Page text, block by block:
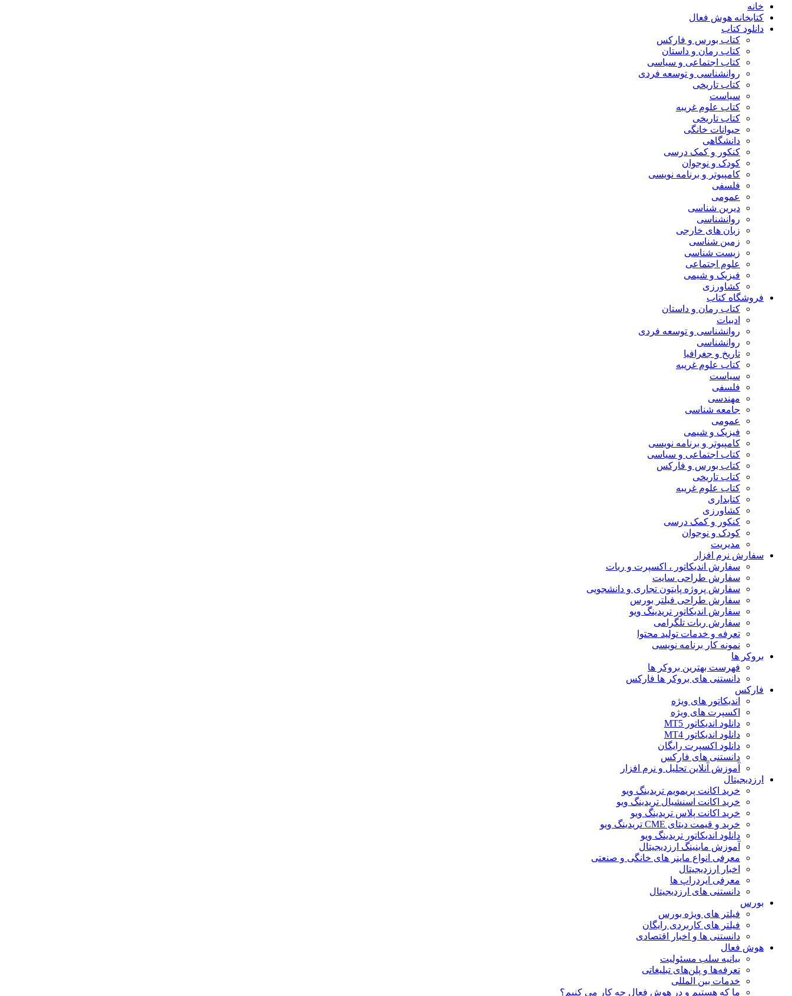
خانه
کتابخانه هوش فعال
دانلود کتاب
کتاب بورس و فارکس
کتاب رمان و داستان
کتاب اجتماعی و سیاسی
روانشناسی و توسعه فردی
کتاب تاریخی
سیاست
کتاب علوم غریبه
کتاب تاریخی
حیوانات خانگی
دانشگاهی
کنکور و کمک‌ درسی
کودک و نوجوان
کامپیوتر و برنامه نویسی
فلسفی
عمومی
دیرین شناسی
روانشناسی
زبان های خارجی
زمین شناسی
زیست شناسی
علوم اجتماعی
فیزیک و شیمی
کشاورزی
فروشگاه کتاب
کتاب رمان و داستان
ادبیات
روانشناسی و توسعه فردی
روانشناسی
تاریخ و جغرافیا
کتاب علوم غریبه
سیاست
فلسفی
مهندسی
جامعه شناسی
عمومی
فیزیک و شیمی
کامپیوتر و برنامه نویسی
کتاب اجتماعی و سیاسی
کتاب بورس و فارکس
کتاب تاریخی
کتاب علوم غریبه
کتابداری
کشاورزی
کنکور و کمک‌ درسی
کودک و نوجوان
مدیریت
سفارش نرم افزار
سفارش اندیکاتور ، اکسپرت و ربات
سفارش طراحی سایت
سفارش پروژه پایتون تجاری و دانشجویی
سفارش طراحی فیلتر بورس
سفارش اندیکاتور تریدینگ ویو
سفارش ربات تلگرامی
تعرفه و خدمات تولید محتوا
نمونه کار برنامه نویسی
بروکر ها
فهرست بهترین بروکر ها
دانستنی های بروکر ها فارکس
فارکس
اندیکاتور های ویژه
اکسپرت های ویژه
دانلود اندیکاتور MT5
دانلود اندیکاتور MT4
دانلود اکسپرت رایگان
دانستنی های فارکس
آموزش آنلاین تحلیل و نرم افزار
ارزدیجیتال
خرید اکانت پریمویم تریدینگ ویو
خرید اکانت اسنشیال تریدینگ ویو
خرید اکانت پلاس تریدینگ ویو
خرید و قیمت دیتای CME تریدینگ ویو
دانلود اندیکاتور تریدینگ ویو
آموزش ماینینگ ارزدیجیتال
معرفی انواع ماینر های خانگی و صنعتی
اخبار ارزدیجیتال
معرفی ایردراپ ها
دانستنی های ارزدیجیتال
بورس
فیلتر های ویژه بورس
فیلتر های کاربردی رایگان
دانستنی ها و اخبار اقتصادی
هوش فعال
بیانیه سلب مسئولیت
تعرفه‌ها و پلن‌های تبلیغاتی
خدمات بین المللی
ما که هستیم و در هوش فعال چه کار می کنیم؟